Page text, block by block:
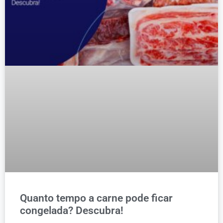
Quanto tempo a carne pode ficar
congelada? Descubra!